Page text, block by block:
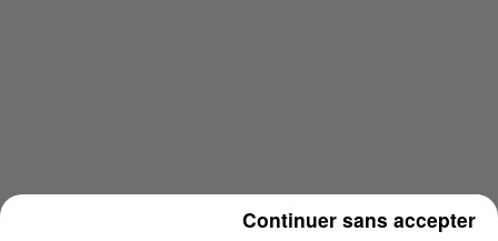
Continuer sans accepter